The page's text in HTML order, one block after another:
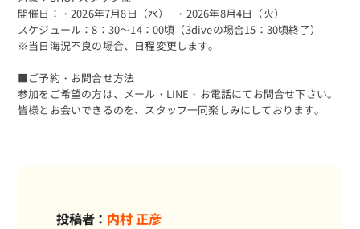
開催日：・2026年7月8日（水） ・2026年8月4日（火）
スケジュール：8：30～14：00頃（3diveの場合15：30頃終了）
※当日海況不良の場合、日程変更します。
■ご予約・お問合せ方法
参加をご希望の方は、メール・LINE・お電話にてお問合せ下さい。
皆様とお会いできるのを、スタッフ一同楽しみにしております。
投稿者： 内村 正彦